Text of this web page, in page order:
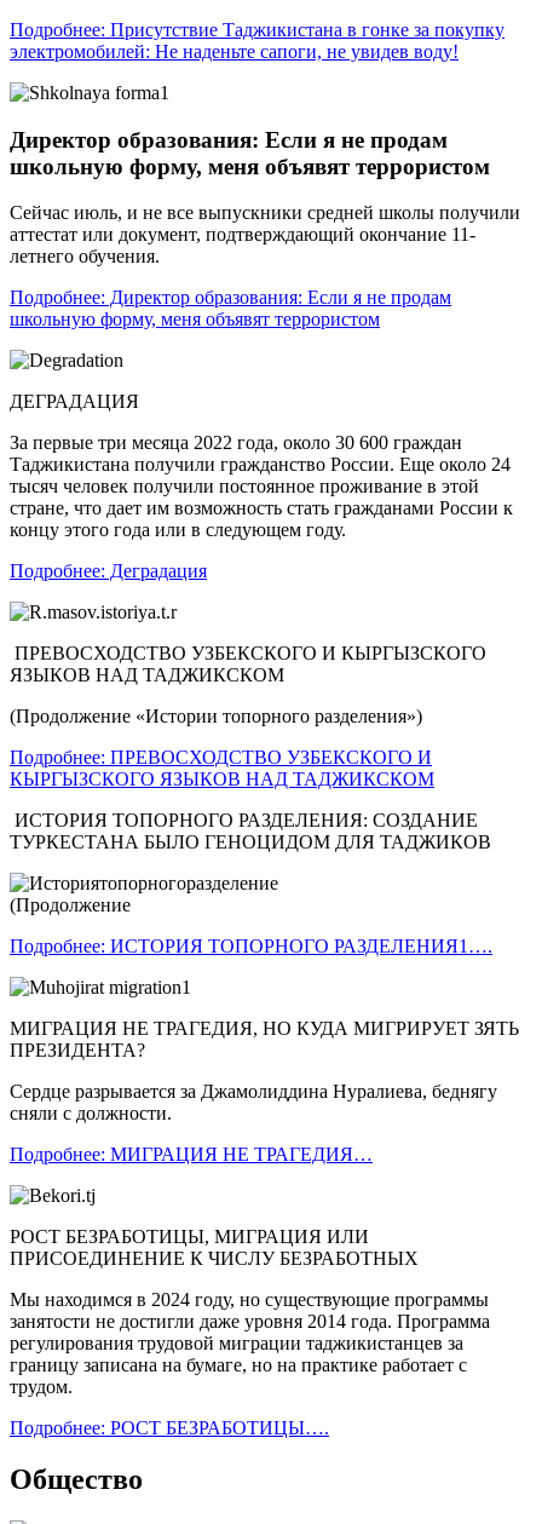
Подробнее: Присутствие Таджикистана в гонке за покупку
электромобилей: Не наденьте сапоги, не увидев воду!
Директор образования: Если я не продам
школьную форму, меня объявят террористом
Сейчас июль, и не все выпускники средней школы получили
аттестат или документ, подтверждающий окончание 11-
летнего обучения.
Подробнее: Директор образования: Если я не продам
школьную форму, меня объявят террористом
ДЕГРАДАЦИЯ
За первые три месяца 2022 года, около 30 600 граждан
Таджикистана получили гражданство России. Еще около 24
тысяч человек получили постоянное проживание в этой
стране, что дает им возможность стать гражданами России к
концу этого года или в следующем году.
Подробнее: Деградация
ПРЕВОСХОДСТВО УЗБЕКСКОГО И КЫРГЫЗСКОГО
ЯЗЫКОВ НАД ТАДЖИКСКОМ
(Продолжение «Истории топорного разделения»)
Подробнее: ПРЕВОСХОДСТВО УЗБЕКСКОГО И
КЫРГЫЗСКОГО ЯЗЫКОВ НАД ТАДЖИКСКОМ
ИСТОРИЯ ТОПОРНОГО РАЗДЕЛЕНИЯ: СОЗДАНИЕ
ТУРКЕСТАНА БЫЛО ГЕНОЦИДОМ ДЛЯ ТАДЖИКОВ
(Продолжение
Подробнее: ИСТОРИЯ ТОПОРНОГО РАЗДЕЛЕНИЯ1….
МИГРАЦИЯ НЕ ТРАГЕДИЯ, НО КУДА МИГРИРУЕТ ЗЯТЬ
ПРЕЗИДЕНТА?
Сердце разрывается за Джамолиддина Нуралиева, беднягу
сняли с должности.
Подробнее: МИГРАЦИЯ НЕ ТРАГЕДИЯ…
РОСТ БЕЗРАБОТИЦЫ, МИГРАЦИЯ ИЛИ
ПРИСОЕДИНЕНИЕ К ЧИСЛУ БЕЗРАБОТНЫХ
Мы находимся в 2024 году, но существующие программы
занятости не достигли даже уровня 2014 года. Программа
регулирования трудовой миграции таджикистанцев за
границу записана на бумаге, но на практике работает с
трудом.
Подробнее: РОСТ БЕЗРАБОТИЦЫ….
Общество